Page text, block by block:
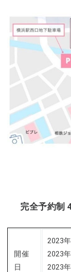
完全予約制
開催
日
2023
2023
2023